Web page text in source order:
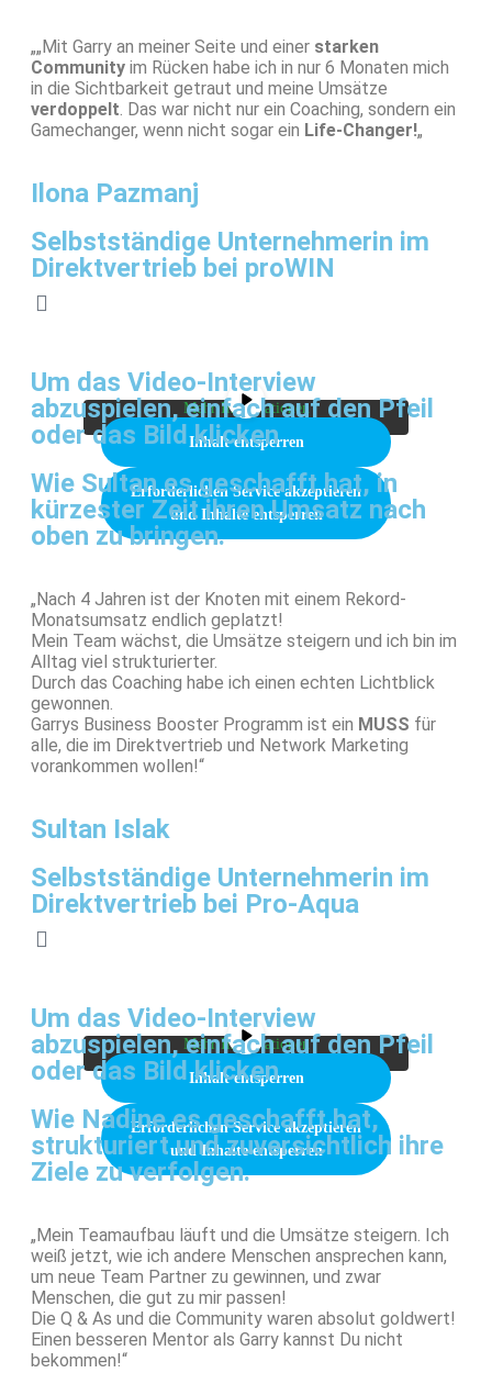
„„Mit Garry an meiner Seite und einer starken
Community im Rücken habe ich in nur 6 Monaten mich
in die Sichtbarkeit getraut und meine Umsätze
verdoppelt. Das war nicht nur ein Coaching, sondern ein
Gamechanger, wenn nicht sogar ein Life-Changer!„
Ilona Pazmanj
Selbstständige Unternehmerin im
Direktvertrieb bei proWIN
Drittanbieter weitergegeben werden.
Mehr Informationen
Inhalt entsperren
Erforderlichen Service akzeptieren
und Inhalte entsperren
Um das Video-Interview
abzuspielen, einfach auf den Pfeil
oder das Bild klicken
Wie Sultan es geschafft hat, in
kürzester Zeit ihren Umsatz nach
oben zu bringen.
„Nach 4 Jahren ist der Knoten mit einem Rekord-
Monatsumsatz endlich geplatzt!
Mein Team wächst, die Umsätze steigern und ich bin im
Alltag viel strukturierter.
Durch das Coaching habe ich einen echten Lichtblick
gewonnen.
Garrys Business Booster Programm ist ein MUSS für
alle, die im Direktvertrieb und Network Marketing
vorankommen wollen!“
Sultan Islak
Selbstständige Unternehmerin im
Direktvertrieb bei Pro-Aqua
Drittanbieter weitergegeben werden.
Mehr Informationen
Inhalt entsperren
Erforderlichen Service akzeptieren
und Inhalte entsperren
Um das Video-Interview
abzuspielen, einfach auf den Pfeil
oder das Bild klicken
Wie Nadine es geschafft hat,
strukturiert und zuversichtlich ihre
Ziele zu verfolgen.
„Mein Teamaufbau läuft und die Umsätze steigern. Ich
weiß jetzt, wie ich andere Menschen ansprechen kann,
um neue Team Partner zu gewinnen, und zwar
Menschen, die gut zu mir passen!
Die Q & As und die Community waren absolut goldwert!
Einen besseren Mentor als Garry kannst Du nicht
bekommen!“